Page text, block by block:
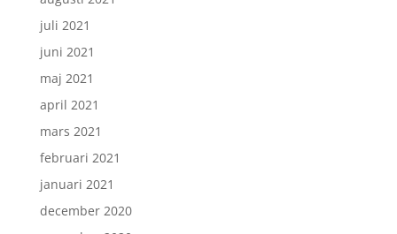
juli 2021
juni 2021
maj 2021
april 2021
mars 2021
februari 2021
januari 2021
december 2020